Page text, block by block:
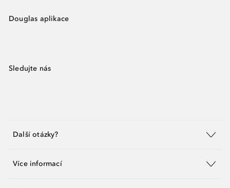
Douglas aplikace
Sledujte nás
Další otázky?
Více informací